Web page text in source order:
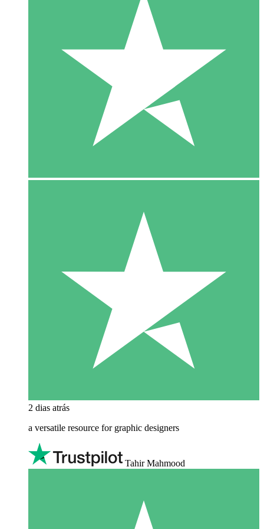
2 dias atrás
a versatile resource for graphic designers
Tahir Mahmood